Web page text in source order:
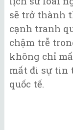
sẽ trở thành
cạnh tranh
chậm trễ
không chỉ
mất đi sự tin
quốc tế.